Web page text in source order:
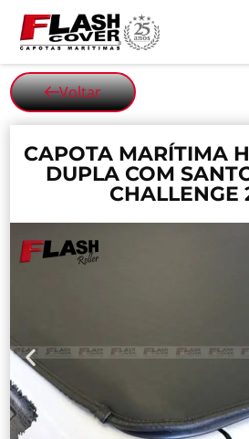
Voltar
CAPOTA MARÍTIMA
DUPLA COM
CHALLENGE